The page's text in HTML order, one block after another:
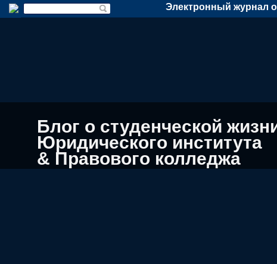
Электронный журнал
Блог о студенческой
Юридического института
& Правового колледжа